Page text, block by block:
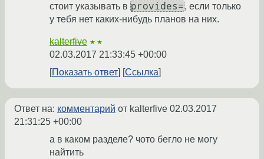
стоит указывать в provides=, если только
у тебя нет каких-нибудь планов на них.
kalterfive ★★
02.03.2017 21:33:45 +00:00
Показать ответ
Ссылка
Ответ на: комментарий от kalterfive 02.03.2017
21:31:25 +00:00
а в каком разделе? чото бегло не могу
найтить